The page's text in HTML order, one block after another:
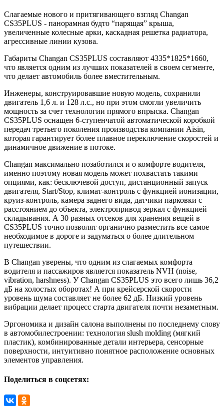
Слагаемые нового и притягивающего взгляд Changan
CS35PLUS - панорамная будто “парящая” крыша,
увеличенные колесные арки, каскадная решетка радиатора,
агрессивные линии кузова.
Габариты Changan CS35PLUS составляют 4335*1825*1660,
что является одним из лучших показателей в своем сегменте,
что делает автомобиль более вместительным.
Инженеры, конструировавшие новую модель, сохранили
двигатель 1,6 л. и 128 л.с., но при этом смогли увеличить
мощность за счет технологии прямого впрыска. Changan
CS35PLUS оснащен 6-ступенчатой автоматической коробкой
передач третьего поколения производства компании Aisin,
которая гарантирует более плавное переключение скоростей и
динамичное движение в потоке.
Changan максимально позаботился и о комфорте водителя,
именно поэтому новая модель может похвастать такими
опциями, как: бесключевой доступ, дистанционный запуск
двигателя, Start/Stop, климат-контроль с функцией ионизации,
круиз-контроль, камера заднего вида, датчики парковки с
расстоянием до объекта, электропривод зеркал с функцией
складывания. А 30 разных отсеков для хранения вещей в
CS35PLUS точно позволят органично разместить все самое
необходимое в дороге и задуматься о более длительном
путешествии.
В Changan уверены, что одним из слагаемых комфорта
водителя и пассажиров является показатель NVH (noise,
vibration, harshness). У Changan CS35PLUS это всего лишь 36,2
дБ на холостых оборотах! А при крейсерской скорости
уровень шума составляет не более 62 дБ. Низкий уровень
вибрации делает процесс старта двигателя почти незаметным.
Эргономика и дизайн салона выполнены по последнему слову
в автомобилестроении: технология slush molding (мягкий
пластик), комбинированные детали интерьера, сенсорные
поверхности, интуитивно понятное расположение основных
элементов управления.
Поделиться в соцсетях: